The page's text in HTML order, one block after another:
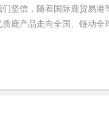
坚信，随着国际鹿贸易
鹿产品走向全国、链动